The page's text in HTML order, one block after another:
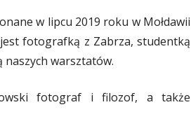
w lipcu 2019 roku w Mołdawii
fotografką z Zabrza, studentką
naszych warsztatów.
fotograf i filozof, a także